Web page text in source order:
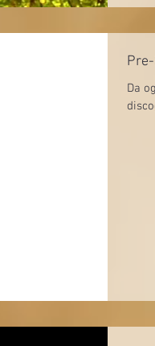
Da